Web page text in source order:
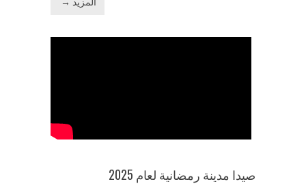
صيدا مدينة رمضانية لعام 2025